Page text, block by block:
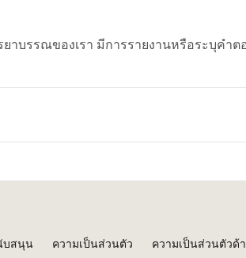
าบรรณของเรา มีการรายงานหรือระบุค
บสนุน ความเป็นส่วนตัว ความเป็นส่วนตัวด้